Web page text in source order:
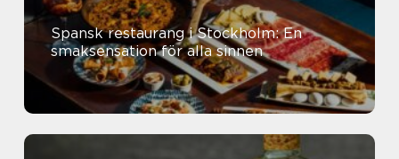
Spansk restaurang i Stockholm: En
smaksensation för alla sinnen